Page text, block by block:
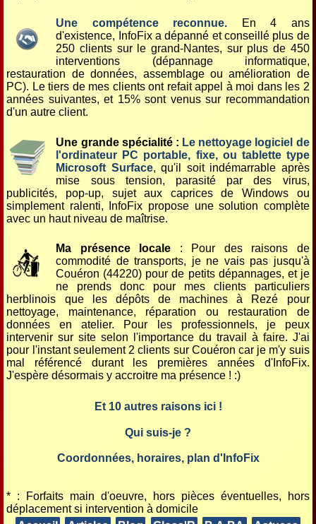
Une compétence reconnue. En 4 ans
d'existence, InfoFix a dépanné et conseillé plus de
250 clients sur le grand-Nantes, sur plus de 450
interventions (dépannage informatique,
restauration de données, assemblage ou amélioration de
PC). Le tiers de mes clients ont refait appel à moi dans les 2
années suivantes, et 15% sont venus sur recommandation
d'un autre client.
Une grande spécialité : Le nettoyage logiciel de
l'ordinateur PC portable, fixe, ou tablette type
Microsoft Surface, qu'il soit indémarrable après
mise sous tension, parasité par des virus,
publicités, pop-up, sujet aux caprices de Windows ou
simplement ralenti, InfoFix propose une solution complète
avec un haut niveau de maîtrise.
Ma présence locale : Pour des raisons de
commodité de transports, je ne vais pas jusqu'à
Couéron (44220) pour de petits dépannages, et je
ne prends donc pour mes clients particuliers
herblinois que les dépôts de machines à Rezé pour
nettoyage, maintenance, réparation ou restauration de
données en atelier. Pour les professionnels, je peux
intervenir sur site selon l'importance du travail à faire. J'ai
pour l'instant seulement 2 clients sur Couéron car je m'y suis
mal référencé durant les premières années d'InfoFix.
J'espère désormais y accroitre ma présence ! :)
Et 10 autres raisons ici !
Qui suis-je ?
Coordonnées, horaires, plan d'InfoFix
* : Forfaits main d'oeuvre, hors pièces éventuelles, hors
déplacement si intervention à domicile